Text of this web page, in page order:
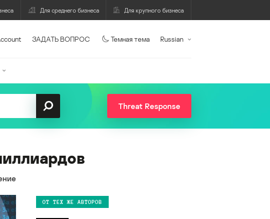
Для среднего бизнеса Для крупного бизнеса
ЗАДАТЬ ВОПРОС Темная тема Russian
Threat Response
ОТ ТЕХ ЖЕ АВТОРОВ